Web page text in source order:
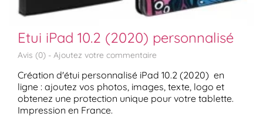
Etui iPad 10.2 (2020) personnalisé
Avis (0) - Ajoutez votre commentaire
Création d'étui personnalisé iPad 10.2 (2020) en
ligne : ajoutez vos photos, images, texte, logo et
obtenez une protection unique pour votre tablette.
Impression en France.